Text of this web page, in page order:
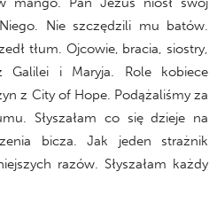
Nie szczędzili mu batów.
tłum. Ojcowie, bracia, siostry,
Galilei i Maryja. Role kobiece
z City of Hope. Podążaliśmy za
Słyszałam co się dzieje na
bicza. Jak jeden strażnik
razów. Słyszałam każdy